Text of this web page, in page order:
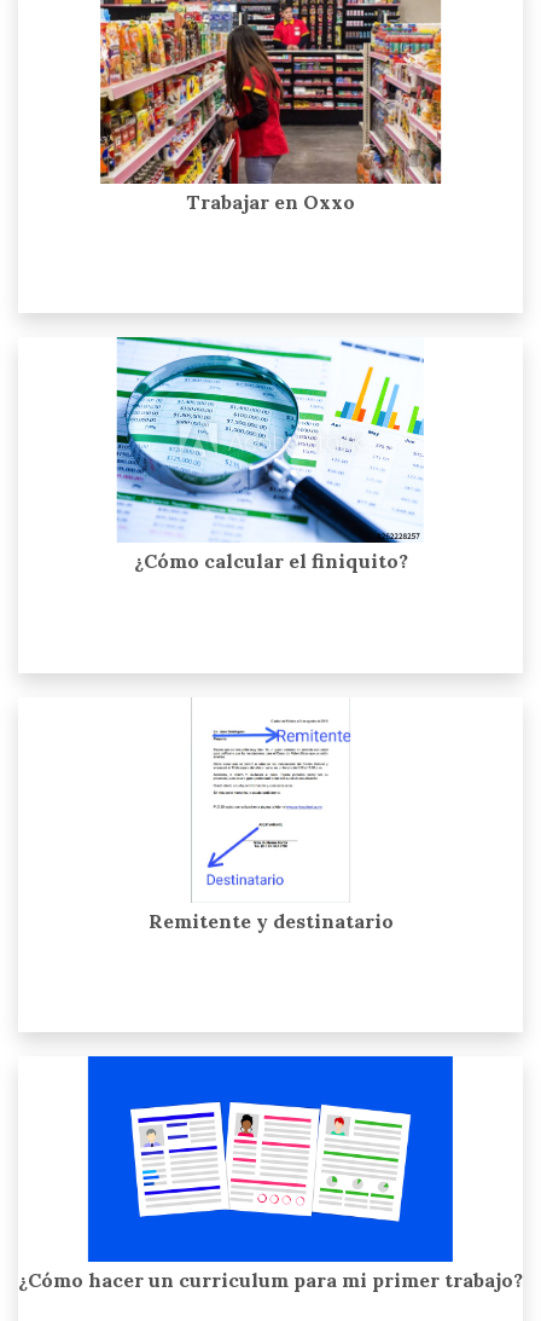
Trabajar en Oxxo
¿Cómo calcular el finiquito?
Remitente y destinatario
¿Cómo hacer un curriculum para mi primer trabajo?